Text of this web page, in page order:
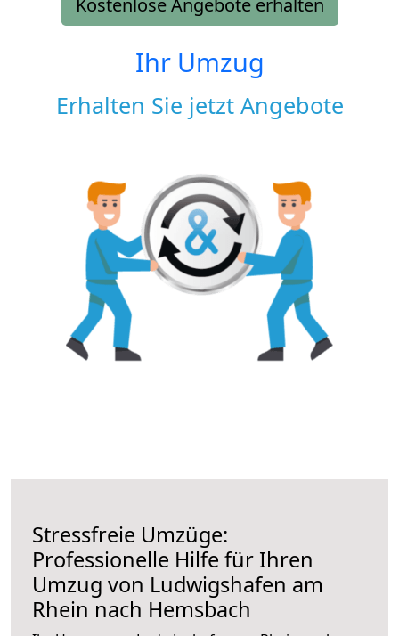
Ihr Umzug
Erhalten Sie jetzt Angebote
Stressfreie Umzüge:
Professionelle Hilfe für Ihren
Umzug von Ludwigshafen am
Rhein nach Hemsbach